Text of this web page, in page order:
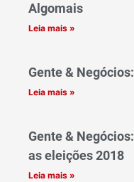
Algomais
Leia mais »
Gente &
Leia mais »
Gente &
as eleições 2018
Leia mais »